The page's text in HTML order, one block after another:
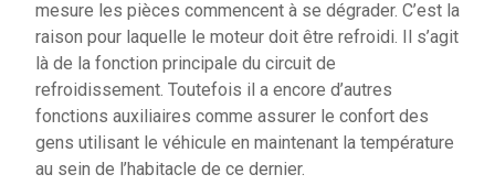
mesure les pièces commencent à se dégrader. C’est la
raison pour laquelle le moteur doit être refroidi. Il s’agit
là de la fonction principale du circuit de
refroidissement. Toutefois il a encore d’autres
fonctions auxiliaires comme assurer le confort des
gens utilisant le véhicule en maintenant la température
au sein de l’habitacle de ce dernier.